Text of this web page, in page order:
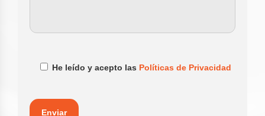
He leído y acepto las Políticas de Privacidad